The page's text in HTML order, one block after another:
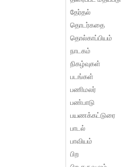
தேர்தல்
தொடர்கதை
தொல்காப்பியம்
நாடகம்
நிகழ்வுகள்
படங்கள்
பணிமலர்
பண்பாடு
பயணக்கட்டுரை
பாடல்
பாவியம்
பிற